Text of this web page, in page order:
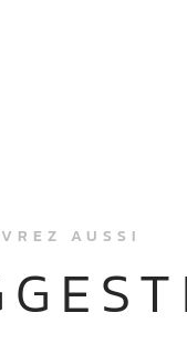
AUSSI